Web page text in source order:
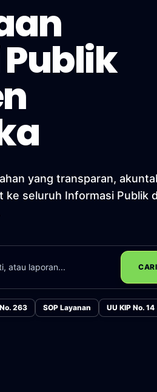
yang transparan,
ke seluruh Informasi Publik
263 SOP Layanan UU KIP No. 14